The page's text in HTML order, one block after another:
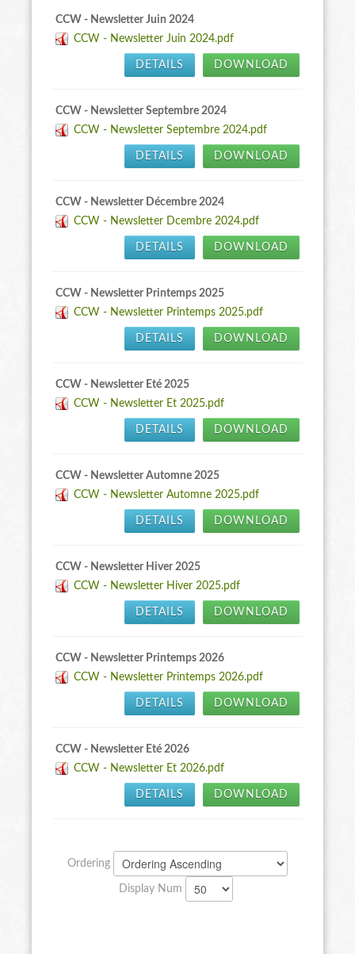
CCW - Newsletter Juin 2024
CCW - Newsletter Juin 2024.pdf
DOWNLOAD
DETAILS
CCW - Newsletter Septembre 2024
CCW - Newsletter Septembre 2024.pdf
DOWNLOAD
DETAILS
CCW - Newsletter Décembre 2024
CCW - Newsletter Dcembre 2024.pdf
DOWNLOAD
DETAILS
CCW - Newsletter Printemps 2025
CCW - Newsletter Printemps 2025.pdf
DOWNLOAD
DETAILS
CCW - Newsletter Eté 2025
CCW - Newsletter Et 2025.pdf
DOWNLOAD
DETAILS
CCW - Newsletter Automne 2025
CCW - Newsletter Automne 2025.pdf
DOWNLOAD
DETAILS
CCW - Newsletter Hiver 2025
CCW - Newsletter Hiver 2025.pdf
DOWNLOAD
DETAILS
CCW - Newsletter Printemps 2026
CCW - Newsletter Printemps 2026.pdf
DOWNLOAD
DETAILS
CCW - Newsletter Eté 2026
CCW - Newsletter Et 2026.pdf
DOWNLOAD
DETAILS
Ordering
Display Num